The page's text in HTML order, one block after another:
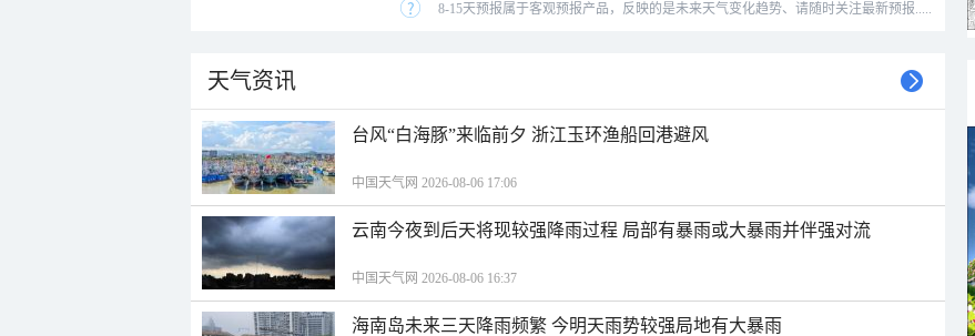
8-15天预报属于客观预报产品，反映的是未来天气变化趋势、请随时关注最新预报.....
天气资讯
台风“白海豚”来临前夕 浙江玉环渔船回港避风
中国天气网 2026-08-06 17:06
云南今夜到后天将现较强降雨过程 局部有暴雨或大暴雨并伴强对流
中国天气网 2026-08-06 16:37
海南岛未来三天降雨频繁 今明天雨势较强局地有大暴雨